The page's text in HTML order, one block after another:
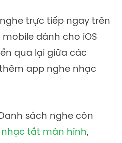
trực tiếp ngay trên
dành cho iOS
qua lại giữa các
app nghe nhạc
sách nghe còn
nhạc tắt màn hình,